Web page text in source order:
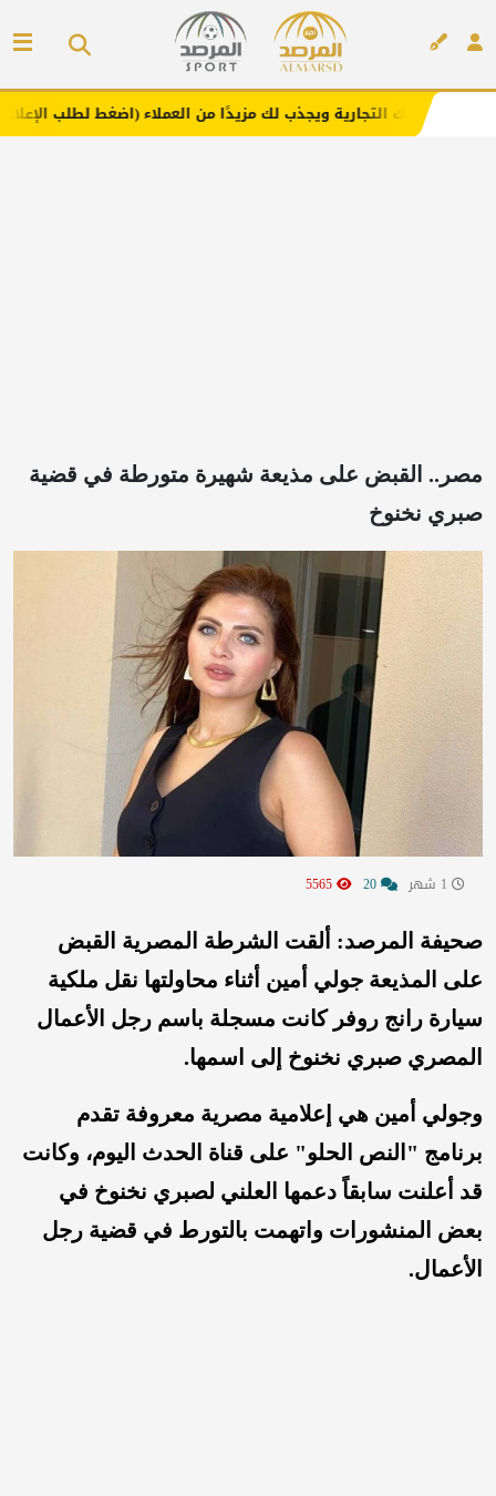
ويجذب لك مزيدًا من العملاء (اضغط لطلب الإعلان)
مصر.. القبض على مذيعة شهيرة متورطة في قضية
صبري نخنوخ
صحيفة المرصد: ألقت الشرطة المصرية القبض
على المذيعة جولي أمين أثناء محاولتها نقل ملكية
سيارة رانج روفر كانت مسجلة باسم رجل الأعمال
المصري صبري نخنوخ إلى اسمها.
وجولي أمين هي إعلامية مصرية معروفة تقدم
برنامج "النص الحلو" على قناة الحدث اليوم، وكانت
قد أعلنت سابقاً دعمها العلني لصبري نخنوخ في
بعض المنشورات واتهمت بالتورط في قضية رجل
الأعمال.